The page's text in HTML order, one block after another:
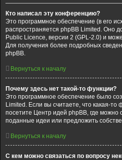
Кто написал эту конференцию?
Это программное обеспечение (в его
распространяется phpBB Limited. Оно
Public Licence, версии 2 (GPL-2.0) и
Для получения более подробных
phpBB.
Вернуться к началу
Почему здесь нет такой-то функции?
Это программное обеспечение было
Limited. Если вы считаете, что какая-
посетите Центр идей phpBB, где можно
поданные идеи или предложить
Вернуться к началу
С кем можно связаться по вопросу